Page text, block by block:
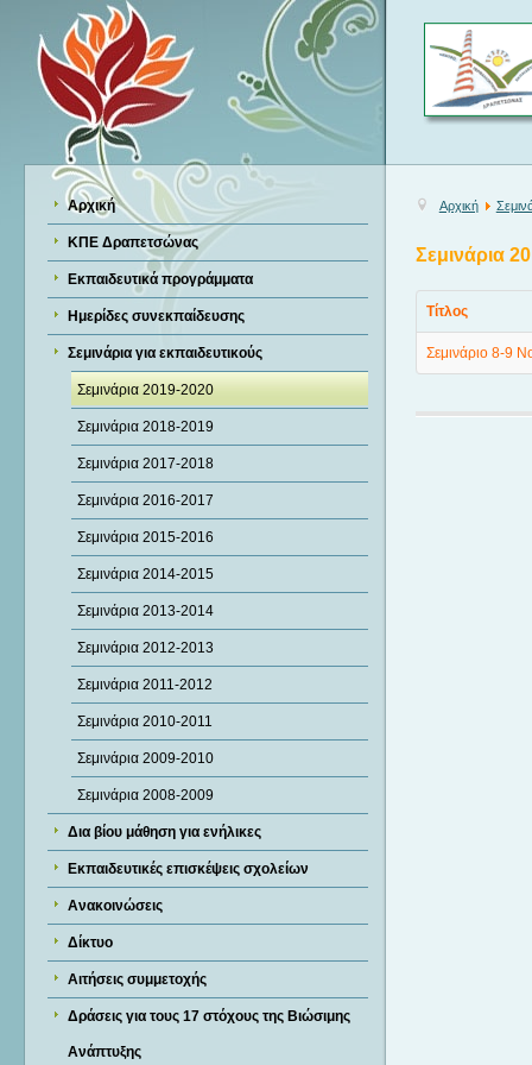
Αρχική
ΚΠΕ Δραπετσώνας
Εκπαιδευτικά προγράμματα
Ημερίδες συνεκπαίδευσης
Σεμινάρια για εκπαιδευτικούς
Σεμινάρια 2019-2020
Σεμινάρια 2018-2019
Σεμινάρια 2017-2018
Σεμινάρια 2016-2017
Σεμινάρια 2015-2016
Σεμινάρια 2014-2015
Σεμινάρια 2013-2014
Σεμινάρια 2012-2013
Σεμινάρια 2011-2012
Σεμινάρια 2010-2011
Σεμινάρια 2009-2010
Σεμινάρια 2008-2009
Δια βίου μάθηση για ενήλικες
Εκπαιδευτικές επισκέψεις σχολείων
Ανακοινώσεις
Δίκτυο
Αιτήσεις συμμετοχής
Δράσεις για τους 17 στόχους της Βιώσιμης
Ανάπτυξης
Αρχική
Σεμινάρια
Τίτλος
Σεμινάριο 8-9